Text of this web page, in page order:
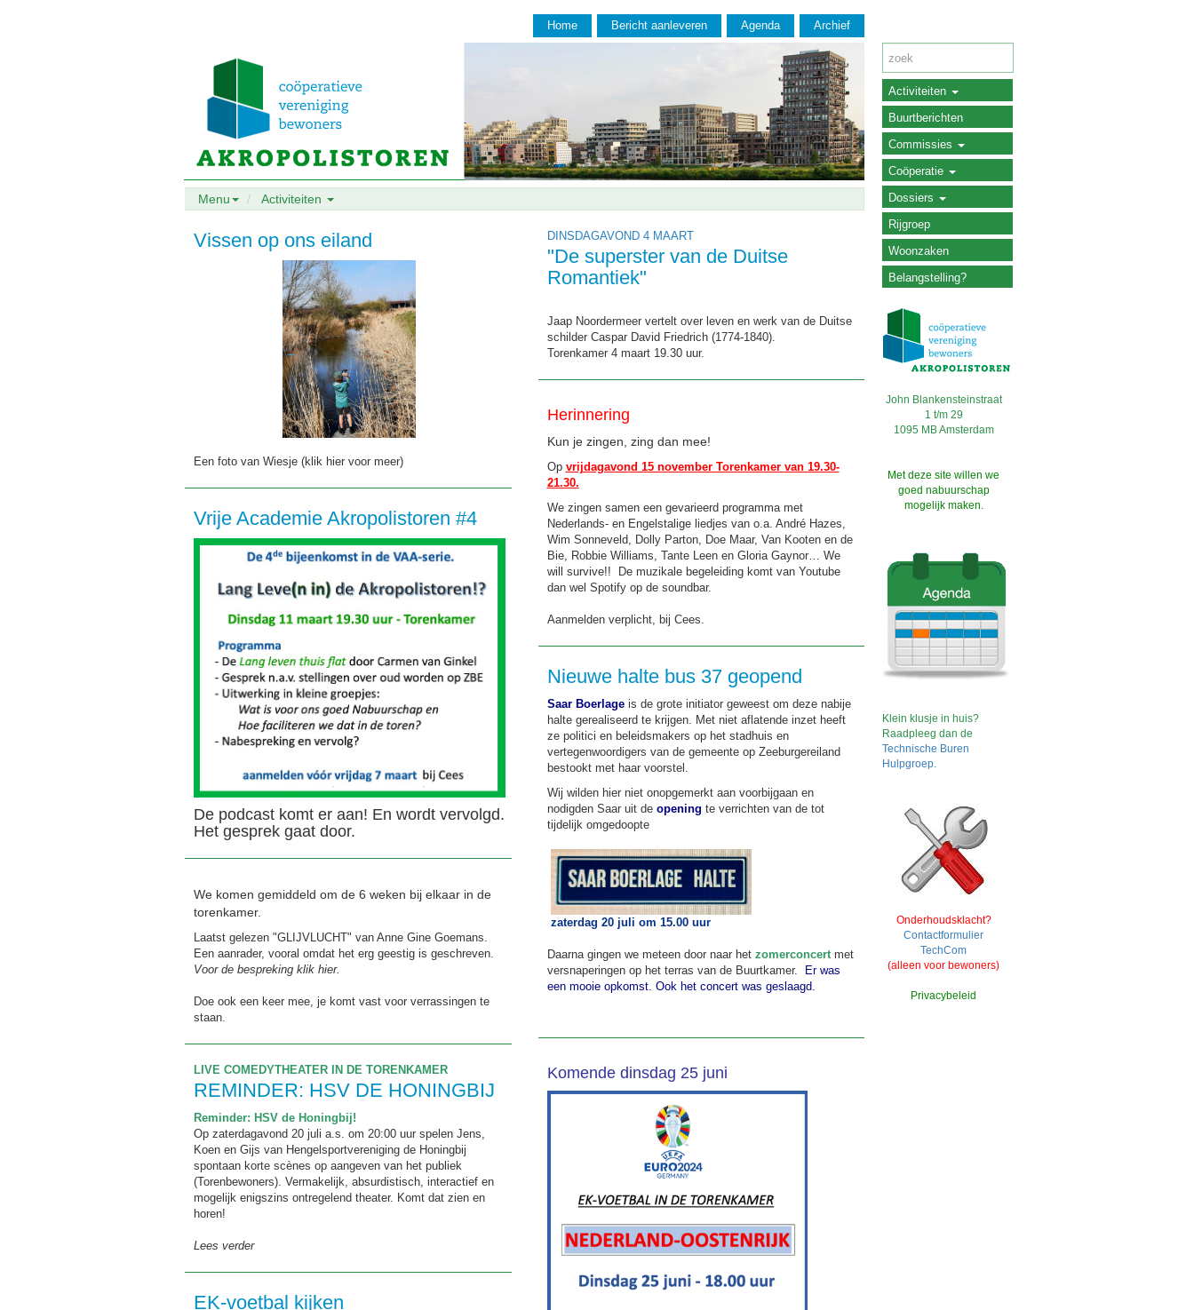
Home Bericht aanleveren Agenda Archief
Menu Activiteiten
Vissen op ons eiland
Een foto van Wiesje (klik hier voor meer)
Vrije Academie Akropolistoren #4
De podcast komt er aan! En wordt vervolgd.
Het gesprek gaat door.
We komen gemiddeld om de 6 weken bij elkaar in de
torenkamer.
Laatst gelezen "GLIJVLUCHT" van Anne Gine Goemans.
Een aanrader, vooral omdat het erg geestig is geschreven.
Voor de bespreking klik hier.
Doe ook een keer mee, je komt vast voor verrassingen te
staan.
LIVE COMEDYTHEATER IN DE TORENKAMER
REMINDER: HSV DE HONINGBIJ
Reminder: HSV de Honingbij!
Op zaterdagavond 20 juli a.s. om 20:00 uur spelen Jens,
Koen en Gijs van Hengelsportvereniging de Honingbij
spontaan korte scènes op aangeven van het publiek
(Torenbewoners). Vermakelijk, absurdistisch, interactief en
mogelijk enigszins ontregelend theater. Komt dat zien en
horen!
Lees verder
EK-voetbal kijken
DINSDAGAVOND 4 MAART
"De superster van de Duitse
Romantiek"
Jaap Noordermeer vertelt over leven en werk van de Duitse
schilder Caspar David Friedrich (1774-1840).
Torenkamer 4 maart 19.30 uur.
Herinnering
Kun je zingen, zing dan mee!
Op vrijdagavond 15 november Torenkamer van 19.30-
21.30.
We zingen samen een gevarieerd programma met
Nederlands- en Engelstalige liedjes van o.a. André Hazes,
Wim Sonneveld, Dolly Parton, Doe Maar, Van Kooten en de
Bie, Robbie Williams, Tante Leen en Gloria Gaynor… We
will survive!! De muzikale begeleiding komt van Youtube
dan wel Spotify op de soundbar.
Aanmelden verplicht, bij Cees.
Nieuwe halte bus 37 geopend
Saar Boerlageis de grote initiator geweest om deze nabije
halte gerealiseerd te krijgen. Met niet aflatende inzet heeft
ze politici en beleidsmakers op het stadhuis en
vertegenwoordigers van de gemeente op Zeeburgereiland
bestookt met haar voorstel.
Wij wilden hier niet onopgemerkt aan voorbijgaan en
nodigden Saar uit de opening te verrichten van de tot
tijdelijk omgedoopte
zaterdag 20 juli om 15.00 uur
Daarna gingen we meteen door naar het zomerconcertmet
versnaperingen op het terras van de Buurtkamer.
Er was
een mooie opkomst. Ook het concert was geslaagd.
Komende dinsdag 25 juni
Activiteiten
Buurtberichten
Commissies
Coöperatie
Dossiers
Rijgroep
Woonzaken
Belangstelling?
John Blankensteinstraat
1 t/m 29
1095 MB Amsterdam
Met deze site willen we
goed nabuurschap
mogelijk maken.
Klein klusje in huis?
Raadpleeg dan de
Technische Buren
Hulpgroep.
Onderhoudsklacht?
Contactformulier
TechCom
(alleen voor bewoners)
Privacybeleid